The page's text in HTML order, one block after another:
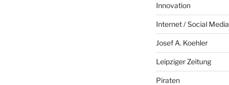
Innovation
Internet / Social Media
Josef A. Koehler
Leipziger Zeitung
Piraten